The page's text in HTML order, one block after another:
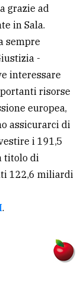
grazie ad
in Sala.
sempre
-
interessare
risorse
europea,
assicurarci di
i 191,5
titolo di
122,6 miliardi
.